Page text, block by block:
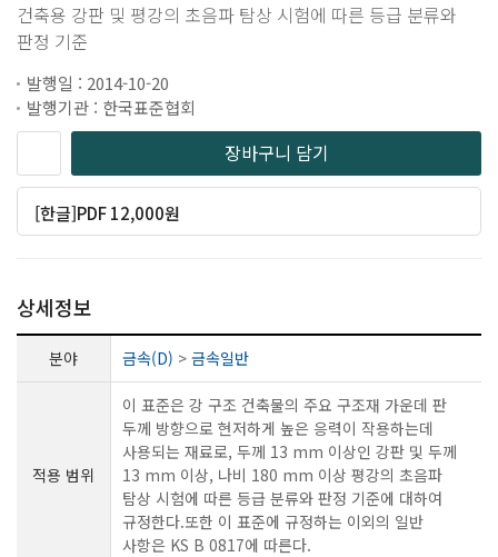
건축용 강판 및 평강의 초음파 탐상 시험에 따른 등급 분류와
판정 기준
발행일 : 2014-10-20
발행기관 : 한국표준협회
장바구니 담기
[한글]PDF 12,000원
상세정보
분야 금속(D) > 금속일반
적용 범위
이 표준은 강 구조 건축물의 주요 구조재 가운데 판
두께 방향으로 현저하게 높은 응력이 작용하는데
사용되는 재료로, 두께 13 mm 이상인 강판 및 두께
13 mm 이상, 나비 180 mm 이상 평강의 초음파
탐상 시험에 따른 등급 분류와 판정 기준에 대하여
규정한다.또한 이 표준에 규정하는 이외의 일반
사항은 KS B 0817에 따른다.